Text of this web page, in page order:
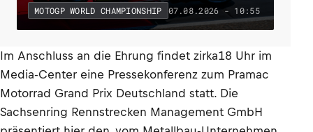
MOTOGP WORLD CHAMPIONSHIP 07.08.2026 - 10:55
Im Anschluss an die Ehrung findet zirka18 Uhr im
Media-Center eine Pressekonferenz zum Pramac
Motorrad Grand Prix Deutschland statt. Die
Sachsenring Rennstrecken Management GmbH